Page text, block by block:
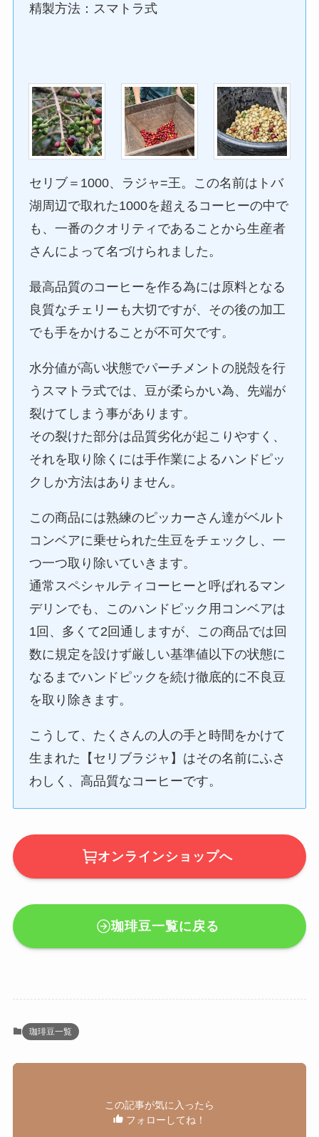
精製方法：スマトラ式
セリブ＝1000、ラジャ=王。この名前はトバ
湖周辺で取れた1000を超えるコーヒーの中で
も、一番のクオリティであることから生産者
さんによって名づけられました。
最高品質のコーヒーを作る為には原料となる
良質なチェリーも大切ですが、その後の加工
でも手をかけることが不可欠です。
水分値が高い状態でパーチメントの脱殻を行
うスマトラ式では、豆が柔らかい為、先端が
裂けてしまう事があります。
その裂けた部分は品質劣化が起こりやすく、
それを取り除くには手作業によるハンドピッ
クしか方法はありません。
この商品には熟練のピッカーさん達がベルト
コンベアに乗せられた生豆をチェックし、一
つ一つ取り除いていきます。
通常スペシャルティコーヒーと呼ばれるマン
デリンでも、このハンドピック用コンベアは
1回、多くて2回通しますが、この商品では回
数に規定を設けず厳しい基準値以下の状態に
なるまでハンドピックを続け徹底的に不良豆
を取り除きます。
こうして、たくさんの人の手と時間をかけて
生まれた【セリブラジャ】はその名前にふさ
わしく、高品質なコーヒーです。
オンラインショップへ
珈琲豆一覧に戻る
珈琲豆一覧
この記事が気に入ったら
フォローしてね！